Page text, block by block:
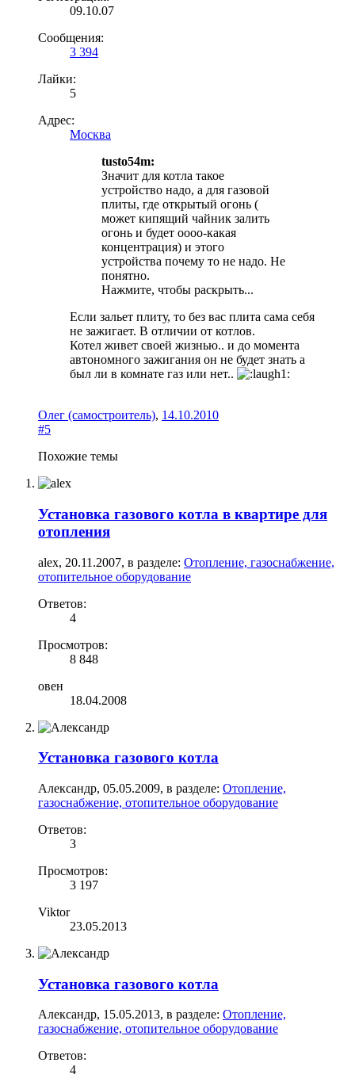
09.10.07
Сообщения:
3 394
Лайки:
5
Адрес:
Москва
tusto54m:
Значит для котла такое
устройство надо, а для газовой
плиты, где открытый огонь (
может кипящий чайник залить
огонь и будет оооо-какая
концентрация) и этого
устройства почему то не надо. Не
понятно.
Нажмите, чтобы раскрыть...
Если зальет плиту, то без вас плита сама себя
не зажигает. В отличии от котлов.
Котел живет своей жизнью.. и до момента
автономного зажигания он не будет знать а
был ли в комнате газ или нет..
Олег (самостроитель), 14.10.2010
#5
Похожие темы
Установка газового котла в квартире для
отопления
alex, 20.11.2007, в разделе: Отопление, газоснабжение,
отопительное оборудование
Ответов:
4
Просмотров:
8 848
овен
18.04.2008
Установка газового котла
Александр, 05.05.2009, в разделе: Отопление,
газоснабжение, отопительное оборудование
Ответов:
3
Просмотров:
3 197
Viktor
23.05.2013
Установка газового котла
Александр, 15.05.2013, в разделе: Отопление,
газоснабжение, отопительное оборудование
Ответов:
4